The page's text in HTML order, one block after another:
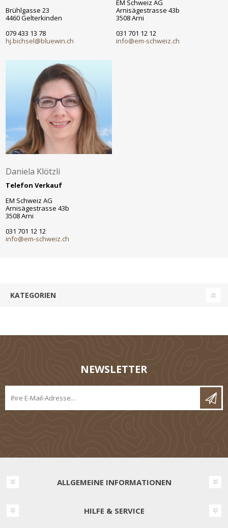
Brühlgasse 23
4460 Gelterkinden
079 433 13 78
hj.bichsel@bluewin.ch
EM Schweiz AG
Arnisägestrasse 43b
3508 Arni
031 701 12 12
info@em-schweiz.ch
Daniela Klötzli
Telefon Verkauf
EM Schweiz AG
Arnisägestrasse 43b
3508 Arni
031 701 12 12
info@em-schweiz.ch
KATEGORIEN
NEWSLETTER
ALLGEMEINE INFORMATIONEN
HILFE & SERVICE